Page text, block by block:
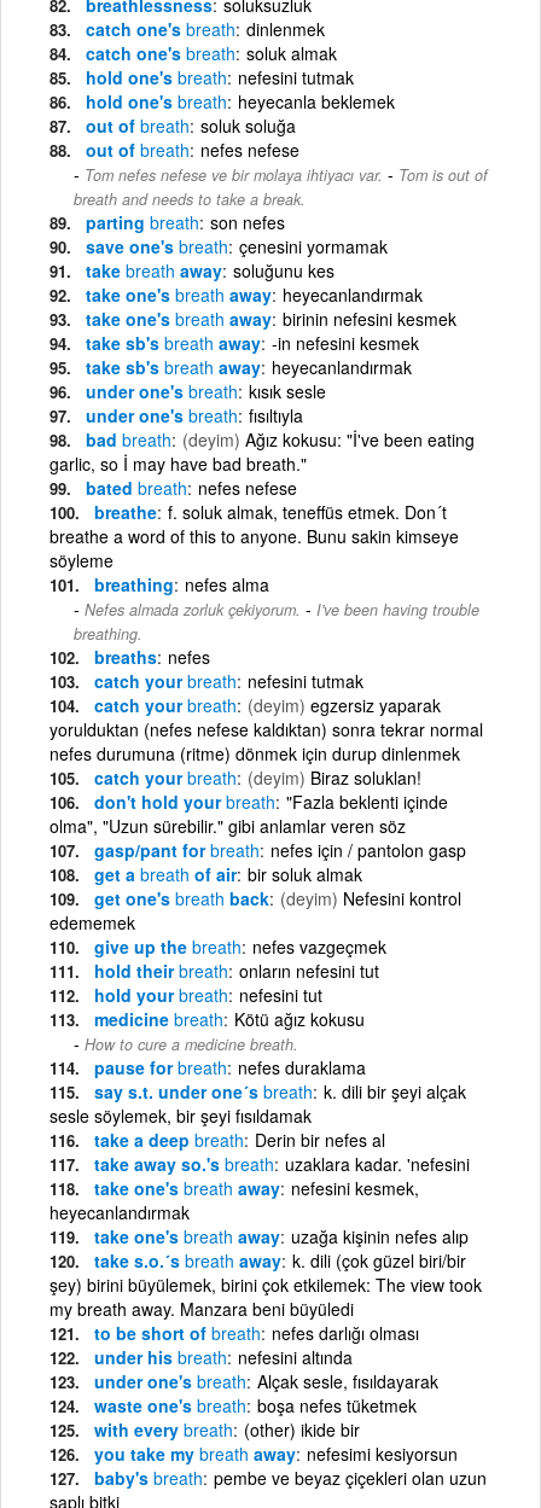
catch one's breath dinlenmek
catch one's breath soluk almak
hold one's breath nefesini tutmak
hold one's breath heyecanla beklemek
out of breath soluk soluğa
out of breath nefes nefese
Tom nefes nefese ve bir molaya ihtiyacı var. - Tom is out of
breath and needs to take a break.
parting breath son nefes
save one's breath çenesini yormamak
take breath away soluğunu kes
take one's breath away heyecanlandırmak
take one's breath away birinin nefesini kesmek
take sb's breath away -in nefesini kesmek
take sb's breath away heyecanlandırmak
under one's breath kısık sesle
under one's breath fısıltıyla
bad breath (deyim) Ağız kokusu: "İ've been eating
garlic, so İ may have bad breath."
bated breath nefes nefese
breathe f. soluk almak, teneffüs etmek. Don´t
breathe a word of this to anyone. Bunu sakin kimseye
söyleme
breathing nefes alma
Nefes almada zorluk çekiyorum. - I've been having trouble
breathing.
breaths nefes
catch yourbreath nefesini tutmak
catch yourbreath (deyim) egzersiz yaparak
yorulduktan (nefes nefese kaldıktan) sonra tekrar normal
nefes durumuna (ritme) dönmek için durup dinlenmek
catch yourbreath (deyim) Biraz soluklan!
don't hold yourbreath "Fazla beklenti içinde
olma", "Uzun sürebilir." gibi anlamlar veren söz
gasp/pant forbreath nefes için / pantolon gasp
get a breath of air bir soluk almak
get one's breath back (deyim) Nefesini kontrol
edememek
give up the breath nefes vazgeçmek
hold theirbreath onların nefesini tut
hold yourbreath nefesini tut
medicine breath Kötü ağız kokusu
How to cure a medicine breath.
pause forbreath nefes duraklama
say s.t. under one´s breath k. dili bir şeyi alçak
sesle söylemek, bir şeyi fısıldamak
take a deep breath Derin bir nefes al
take away so.'s breath uzaklara kadar. 'nefesini
take one's breath away nefesini kesmek,
heyecanlandırmak
take one's breath away uzağa kişinin nefes alıp
take s.o.´s breath away k. dili (çok güzel biri/bir
şey) birini büyülemek, birini çok etkilemek: The view took
my breath away. Manzara beni büyüledi
to be short of breath nefes darlığı olması
under his breath nefesini altında
under one's breath Alçak sesle, fısıldayarak
waste one's breath boşa nefes tüketmek
with every breath (other) ikide bir
you take my breath away nefesimi kesiyorsun
baby's breath pembe ve beyaz çiçekleri olan uzun
saplı bitki